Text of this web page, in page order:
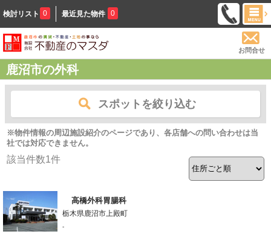
検討リスト 0 最近見た物件 0
お問合せ
鹿沼市の外科
スポットを絞り込む
※物件情報の周辺施設紹介のページであり、各店舗への問い合わせは当
社では対応できません。
該当件数1件
高橋外科胃腸科
栃木県鹿沼市上殿町
-